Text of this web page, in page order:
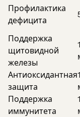
Профилактика
дефицита
Поддержка
щитовидной
железы
Антиоксидантная
защита
Поддержка
иммунитета